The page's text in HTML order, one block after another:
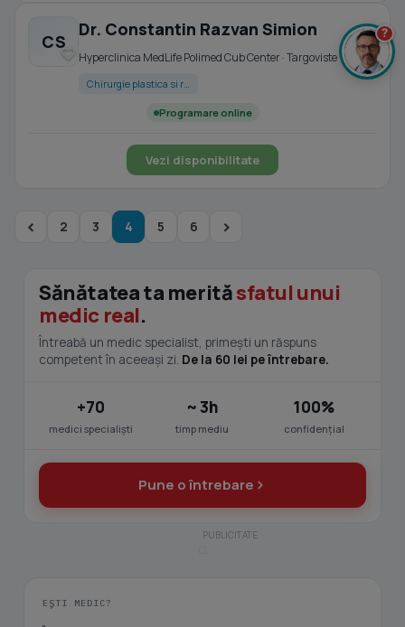
CS
Dr. Constantin Razvan Simion
Hyperclinica MedLife Polimed Cub Center · Targoviste
Chirurgie plastica si r…
Programare online
Vezi disponibilitate
2 3 4 5 6
Sănătatea ta merităsfatul unui
medic real.
Întreabă un medic specialist, primești un răspuns
competent în aceeași zi. De la 60 lei pe întrebare.
+70
medici specialiști
~ 3h
timp mediu
100%
confidențial
Pune o întrebare
EȘTI MEDIC?
?